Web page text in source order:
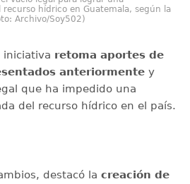
hídrico en Guatemala, según la
Archivo/Soy502)
iniciativa retoma aportes de
anteriormentey
que ha impedido una
del recurso hídrico en el país.
destacó la creación de